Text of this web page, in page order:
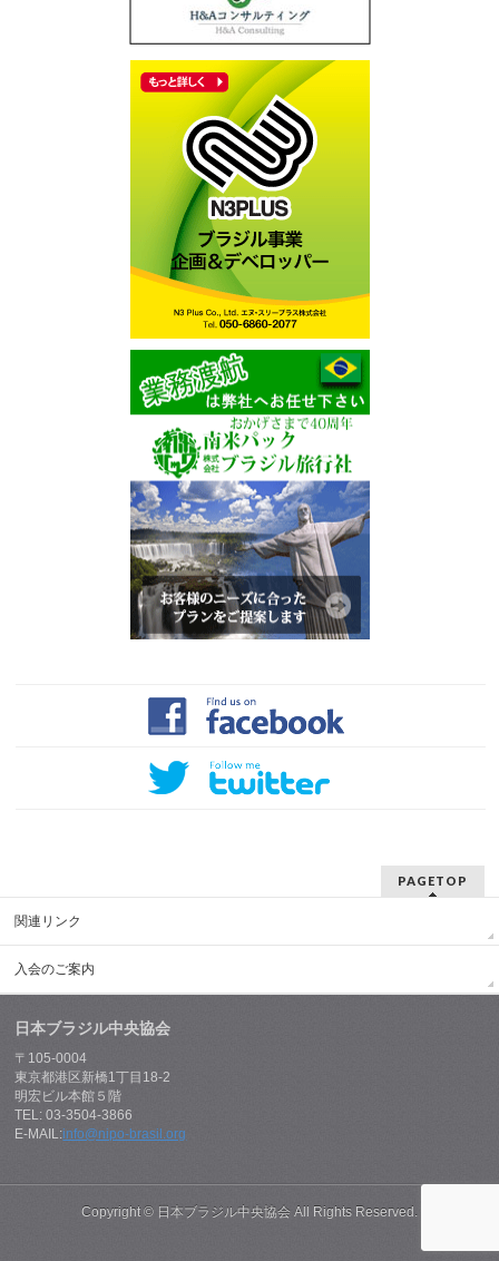
PAGETOP
関連リンク
入会のご案内
日本ブラジル中央協会
〒105-0004
東京都港区新橋1丁目18-2
明宏ビル本館５階
TEL: 03-3504-3866
E-MAIL:info@nipo-brasil.org
Copyright © 日本ブラジル中央協会All Rights Reserved.